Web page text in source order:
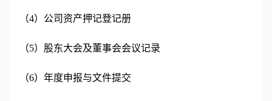
（4）公司资产押记登记册
（5）股东大会及董事会会议记录
（6）年度申报与文件提交